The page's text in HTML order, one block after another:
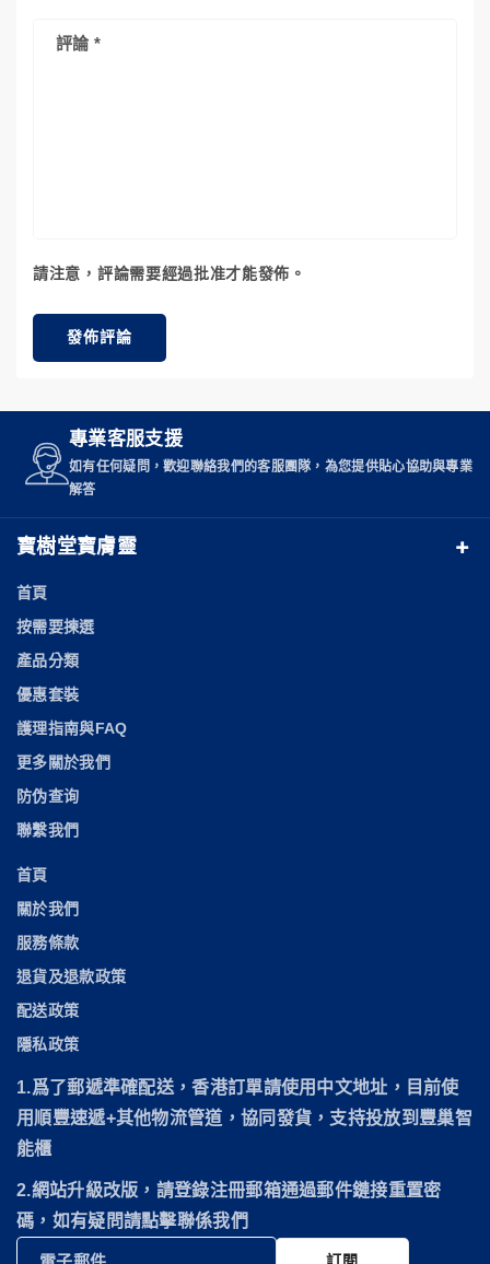
評論 *
請注意，評論需要經過批准才能發佈。
專業客服支援
如有任何疑問，歡迎聯絡我們的客服團隊，為您提供貼心協助與專業
解答
寶樹堂寶膚靈
寶樹堂寶膚靈，源自清朝乾隆年間，謝家中醫世家配方。
寶膚靈都能幫您。
service@baofuling.com
首頁
按需要揀選
產品分類
優惠套裝
護理指南與FAQ
更多關於我們
防伪查询
聯繫我們
首頁
關於我們
服務條款
退貨及退款政策
配送政策
隱私政策
1.爲了郵遞準確配送，香港訂單請使用中文地址，目前使
用順豐速遞+其他物流管道，協同發貨， 支持投放到豐巢智
能櫃
2.網站升級改版，請登錄注冊郵箱通過郵件鏈接重置密
碼，如有疑問請點擊聯係我們